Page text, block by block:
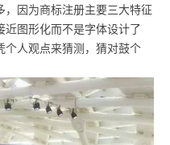
，因为商标注册主要三大特征
近图形化而不是字体设计了
个人观点来猜测，猜对鼓个